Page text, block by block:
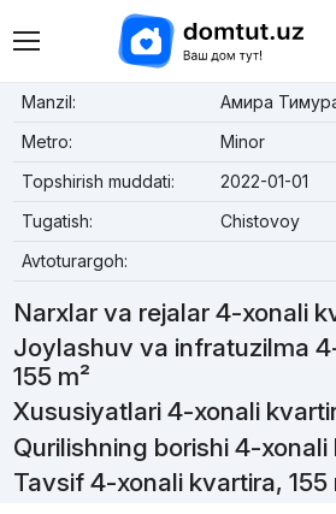
Manzil:
Амира
Metro:
Minor
Topshirish muddati:
2022-01-01
Tugatish:
Chistovoy
Avtoturargoh:
Narxlar va rejalar 4-xonali
Joylashuv va infratuzilma
155 m²
Xususiyatlari 4-xonali
Qurilishning borishi 4-xonali
Tavsif 4-xonali kvartira, 155